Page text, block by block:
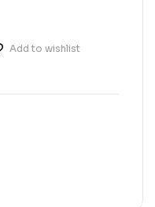
Add to wishlist